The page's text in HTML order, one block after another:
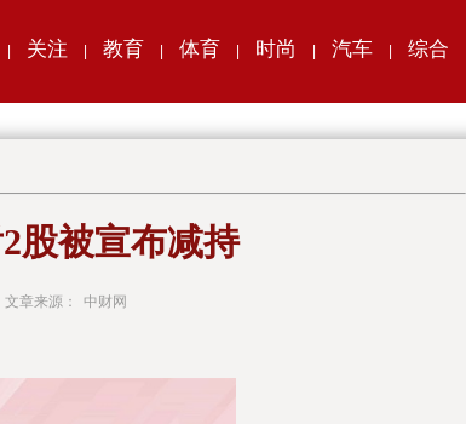
关注 教育 体育 时尚 汽车 综合
股被宣布减持
文章来源： 中财网